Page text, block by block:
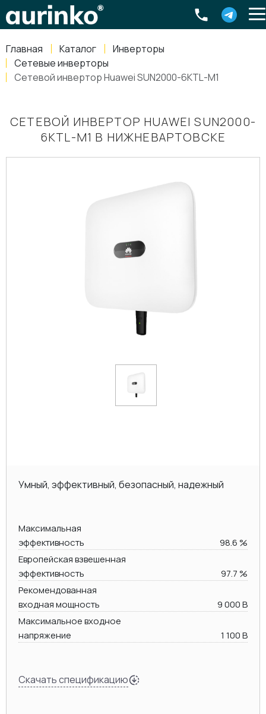
Главная Каталог
Инверторы
Сетевые инверторы
Сетевой инвертор Huawei SUN2000-6KTL-M1
СЕТЕВОЙ ИНВЕРТОР HUAWEI SUN2000-
6KTL-M1 В НИЖНЕВАРТОВСКЕ
Умный, эффективный, безопасный, надежный
Максимальная
эффективность
98.6 %
Европейская взвешенная
эффективность
97.7 %
Рекомендованная
входная мощность
9 000 В
Максимальное входное
напряжение
1 100 В
Скачать спецификацию
Россия, Свердловская область Екатеринбург ,
8-800-770-79-40